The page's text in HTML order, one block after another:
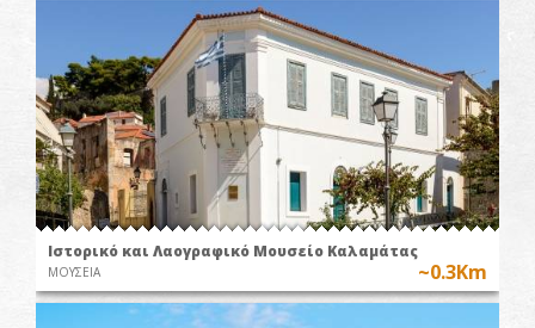
Ιστορικό και Λαογραφικό Μουσείο Καλαμάτας
ΜΟΥΣΕΙΑ ~0.3Km